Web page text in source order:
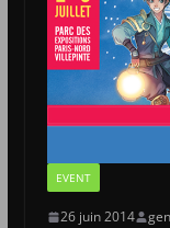
EVENT
26 juin 2014